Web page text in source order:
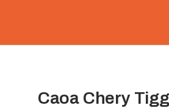
Caoa Chery